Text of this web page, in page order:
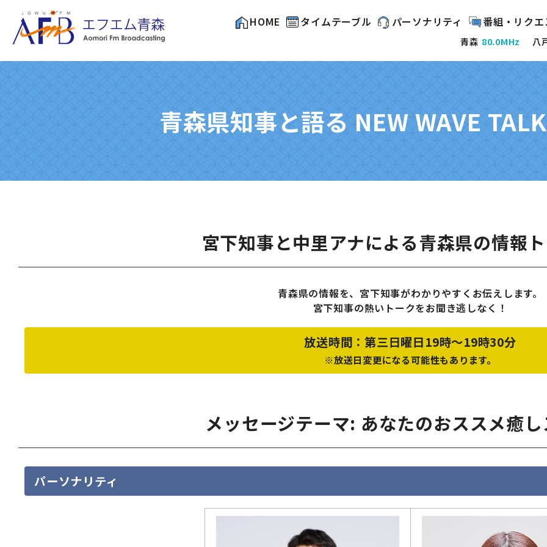
HOME タイムテーブル パーソナリティ 番組・リク
青森 80.0MHz 八
青森県知事と語る NEW WAVE
宮下知事と中里アナによる青森県の情報
青森県の情報を、宮下知事がわかりやすくお伝えします。
宮下知事の熱いトークをお聞き逃しなく！
放送時間：第三日曜日19時〜19時30分
※放送日変更になる可能性もあります。
メッセージテーマ: あなたのおススメ癒
パーソナリティ